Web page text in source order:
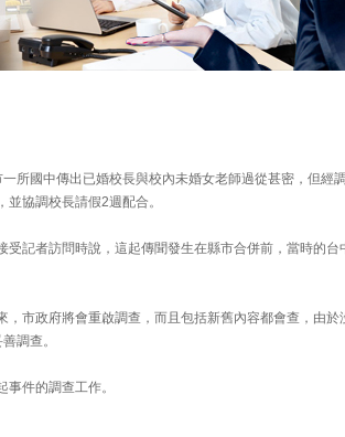
所國中傳出已婚校長與校內未婚女老師過從甚密，但經
協調校長請假2週配合。
受記者訪問時說，這起傳聞發生在縣市合併前，當時的
市政府將會重啟調查，而且包括新舊內容都會查，由於
調查。
件的調查工作。